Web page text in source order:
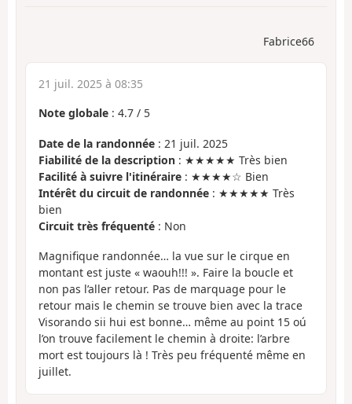
Fabrice66
21 juil. 2025 à 08:35
Note globale : 4.7 / 5
Date de la randonnée : 21 juil. 2025
Fiabilité de la description : ★★★★★ Très bien
Facilité à suivre l'itinéraire : ★★★★☆ Bien
Intérêt du circuit de randonnée : ★★★★★ Très
bien
Circuit très fréquenté : Non
Magnifique randonnée… la vue sur le cirque en
montant est juste « waouh!!! ». Faire la boucle et
non pas l’aller retour. Pas de marquage pour le
retour mais le chemin se trouve bien avec la trace
Visorando sii hui est bonne… même au point 15 oú
l’on trouve facilement le chemin à droite: l’arbre
mort est toujours là ! Très peu fréquenté même en
juillet.